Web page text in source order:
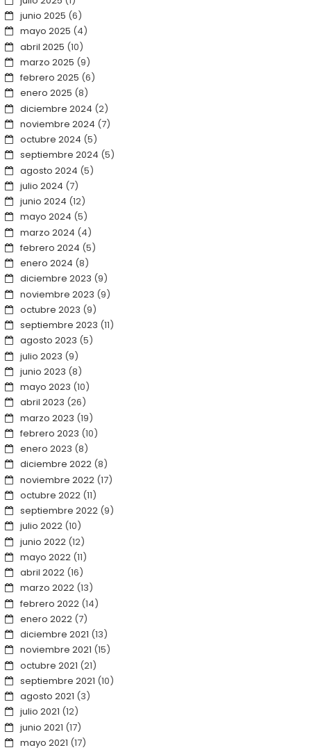
junio 2025 (6)
mayo 2025 (4)
abril 2025 (10)
marzo 2025 (9)
febrero 2025 (6)
enero 2025 (8)
diciembre 2024 (2)
noviembre 2024 (7)
octubre 2024 (5)
septiembre 2024 (5)
agosto 2024 (5)
julio 2024 (7)
junio 2024 (12)
mayo 2024 (5)
marzo 2024 (4)
febrero 2024 (5)
enero 2024 (8)
diciembre 2023 (9)
noviembre 2023 (9)
octubre 2023 (9)
septiembre 2023 (11)
agosto 2023 (5)
julio 2023 (9)
junio 2023 (8)
mayo 2023 (10)
abril 2023 (26)
marzo 2023 (19)
febrero 2023 (10)
enero 2023 (8)
diciembre 2022(8)
noviembre 2022(17)
octubre 2022(11)
septiembre 2022(9)
julio 2022(10)
junio 2022(12)
mayo 2022(11)
abril 2022(16)
marzo 2022(13)
febrero 2022(14)
enero 2022(7)
diciembre 2021 (13)
noviembre 2021 (15)
octubre 2021 (21)
septiembre 2021 (10)
agosto 2021 (3)
julio 2021 (12)
junio 2021 (17)
mayo 2021 (17)